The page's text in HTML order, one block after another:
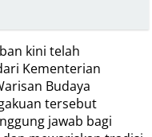
kini telah
Kementerian
Budaya
tersebut
jawab bagi